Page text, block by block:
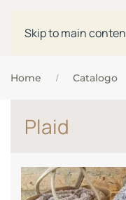
Skip to main
Home Catalogo
Plaid